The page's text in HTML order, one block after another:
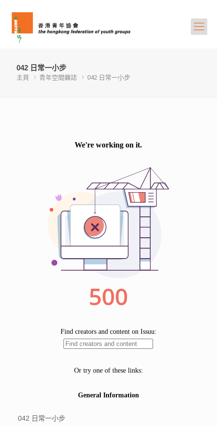
042 日常一小步
主頁 青年空間雜誌 042 日常一小步
042 日常一小步